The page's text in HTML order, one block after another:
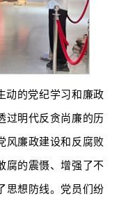
动的党纪学习和廉政
过明代反贪尚廉的历
风廉政建设和反腐败
腐的震慑、增强了不
思想防线。党员们纷